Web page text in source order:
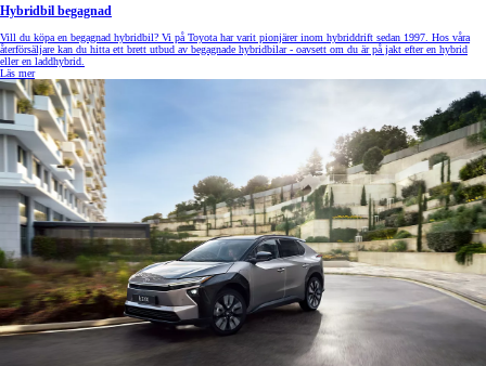
Hybridbil begagnad
Vill du köpa en begagnad hybridbil? Vi på Toyota har varit pionjärer inom hybriddrift sedan 1997. Hos våra
återförsäljare kan du hitta ett brett utbud av begagnade hybridbilar - oavsett om du är på jakt efter en hybrid
eller en laddhybrid.
Läs mer